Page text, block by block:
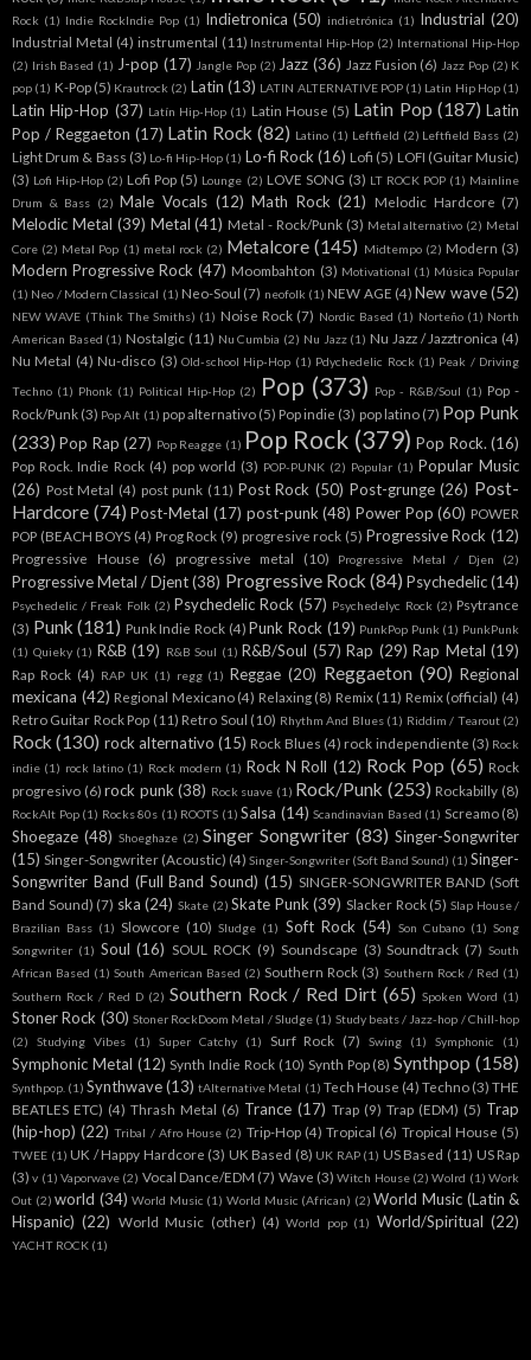
Rock (1) Indie RockIndie Pop (1) Indietronica (50) indietrónica (1) Industrial (20)
Industrial Metal (4) instrumental (11) Instrumental Hip-Hop (2) International Hip-Hop
(2) Irish Based (1) J-pop (17) Jangle Pop (2) Jazz (36) Jazz Fusion (6) Jazz Pop (2) K
pop (1) K-Pop (5) Krautrock (2) Latin (13) LATIN ALTERNATIVE POP (1) Latin Hip Hop (1)
Latin Hip-Hop (37) Latín Hip-Hop (1) Latin House (5) Latin Pop (187) Latin
Pop / Reggaeton (17) Latin Rock (82) Latino (1) Leftfield (2) Leftfield Bass (2)
Light Drum & Bass (3) Lo-fi Hip-Hop (1) Lo-fi Rock (16) Lofi (5) LOFI (Guitar Music)
(3) Lofi Hip-Hop (2) Lofi Pop (5) Lounge (2) LOVE SONG (3) LT ROCK POP (1) Mainline
Drum & Bass (2) Male Vocals (12) Math Rock (21) Melodic Hardcore (7)
Melodic Metal (39) Metal (41) Metal - Rock/Punk (3) Metal alternativo (2) Metal
Core (2) Metal Pop (1) metal rock (2) Metalcore (145) Midtempo (2) Modern (3)
Modern Progressive Rock (47) Moombahton (3) Motivational (1) Música Popular
(1) Neo / Modern Classical (1) Neo-Soul (7) neofolk (1) NEW AGE (4) New wave (52)
NEW WAVE (Think The Smiths) (1) Noise Rock (7) Nordic Based (1) Norteño (1) North
American Based (1) Nostalgic (11) Nu Cumbia (2) Nu Jazz (1) Nu Jazz / Jazztronica (4)
Nu Metal (4) Nu-disco (3) Old-school Hip-Hop (1) Pdychedelic Rock (1) Peak / Driving
Techno (1) Phonk (1) Political Hip-Hop (2) Pop (373) Pop - R&B/Soul (1) Pop -
Rock/Punk (3) Pop Alt (1) pop alternativo (5) Pop indie (3) pop latino (7) Pop Punk
(233) Pop Rap (27) Pop Reagge (1) Pop Rock (379) Pop Rock. (16)
Pop Rock. Indie Rock (4) pop world (3) POP-PUNK (2) Popular (1) Popular Music
(26) Post Metal (4) post punk (11) Post Rock (50) Post-grunge (26) Post-
Hardcore (74) Post-Metal (17) post-punk (48) Power Pop (60) POWER
POP (BEACH BOYS (4) Prog Rock (9) progresive rock (5) Progressive Rock (12)
Progressive House (6) progressive metal (10) Progressive Metal / Djen (2)
Progressive Metal / Djent (38) Progressive Rock (84) Psychedelic(14)
Psychedelic / Freak Folk (2) Psychedelic Rock (57) Psychedelyc Rock (2) Psytrance
(3) Punk (181) Punk Indie Rock (4) Punk Rock (19) PunkPop Punk (1) PunkPunk
(1) Quieky (1) R&B (19) R&B Soul (1) R&B/Soul (57) Rap (29) Rap Metal (19)
Rap Rock (4) RAP UK (1) regg (1) Reggae (20) Reggaeton (90) Regional
mexicana (42) Regional Mexicano (4) Relaxing (8) Remix (11) Remix (official) (4)
Retro Guitar Rock Pop (11) Retro Soul (10) Rhythm And Blues (1) Riddim / Tearout (2)
Rock (130) rock alternativo (15) Rock Blues (4) rock independiente (3) Rock
indie (1) rock latino (1) Rock modern (1) Rock N Roll (12) Rock Pop (65) Rock
progresivo (6) rock punk (38) Rock suave (1) Rock/Punk (253) Rockabilly (8)
RockAlt Pop (1) Rocks 80s (1) ROOTS (1) Salsa (14) Scandinavian Based (1) Screamo (8)
Shoegaze (48) Shoeghaze (2) Singer Songwriter (83) Singer-Songwriter
(15) Singer-Songwriter (Acoustic) (4) Singer-Songwriter (Soft Band Sound) (1) Singer-
Songwriter Band (Full Band Sound) (15) SINGER-SONGWRITER BAND (Soft
Band Sound) (7) ska (24) Skate (2) Skate Punk (39) Slacker Rock (5) Slap House /
Brazilian Bass (1) Slowcore (10) Sludge (1) Soft Rock (54) Son Cubano (1) Song
Songwriter (1) Soul (16) SOUL ROCK (9) Soundscape (3) Soundtrack (7) South
African Based (1) South American Based (2) Southern Rock (3) Southern Rock / Red (1)
Southern Rock / Red D (2) Southern Rock / Red Dirt (65) Spoken Word (1)
Stoner Rock (30) Stoner RockDoom Metal / Sludge (1) Study beats / Jazz-hop / Chill-hop
(2)
Studying Vibes (1) Super Catchy (1) Surf Rock (7) Swing (1) Symphonic (1)
Symphonic Metal (12) Synth Indie Rock (10) Synth Pop (8) Synthpop (158)
Synthpop. (1) Synthwave (13) tAlternative Metal (1) Tech House (4) Techno (3) THE
BEATLES ETC) (4) Thrash Metal (6) Trance (17) Trap (9) Trap (EDM) (5) Trap
(hip-hop) (22) Tribal / Afro House (2) Trip-Hop (4) Tropical (6) Tropical House (5)
TWEE (1) UK / Happy Hardcore (3) UK Based (8) UK RAP (1) US Based (11) US Rap
(3) v (1) Vaporwave (2) Vocal Dance/EDM (7) Wave (3) Witch House (2) Wolrd (1) Work
Out (2) world (34) World Music (1) World Music (African) (2) World Music (Latin &
Hispanic) (22) World Music (other) (4) World pop (1) World/Spiritual (22)
YACHT ROCK (1)